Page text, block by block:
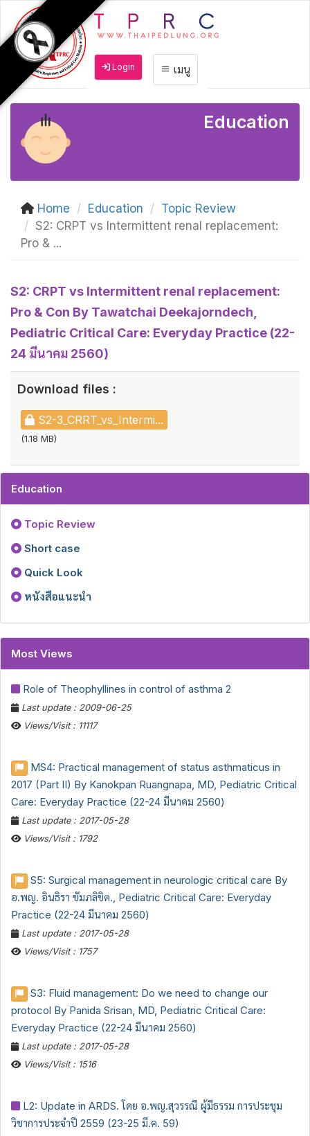
เมนู
Login
Education
Home Education
Topic Review
S2: CRPT vs Intermittent renal replacement:
Pro & ...
S2: CRPT vs Intermittent renal replacement:
Pro & Con By Tawatchai Deekajorndech,
Pediatric Critical Care: Everyday Practice (22-
24 มีนาคม 2560)
Download files :
S2-3_CRRT_vs_Intermi...
(1.18 MB)
Education
Topic Review
Short case
Quick Look
หนังสือแนะนำ
Most Views
Role of Theophyllines in control of asthma 2
Last update : 2009-06-25
Views/Visit : 11117
MS4: Practical management of status asthmaticus in
2017 (Part II) By Kanokpan Ruangnapa, MD, Pediatric Critical
Care: Everyday Practice (22-24 มีนาคม 2560)
Last update : 2017-05-28
Views/Visit : 1792
S5: Surgical management in neurologic critical care By
อ.พญ. อินธิรา ขัมภลิขิต., Pediatric Critical Care: Everyday
Practice (22-24 มีนาคม 2560)
Last update : 2017-05-28
Views/Visit : 1757
S3: Fluid management: Do we need to change our
protocol By Panida Srisan, MD, Pediatric Critical Care:
Everyday Practice (22-24 มีนาคม 2560)
Last update : 2017-05-28
Views/Visit : 1516
L2: Update in ARDS. โดย อ.พญ.สุวรรณี ผู้มีธรรม การประชุม
วิชาการประจำปี 2559 (23-25 มี.ค. 59)